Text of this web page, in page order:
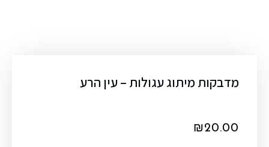
מדבקות מיתוג עגולות – עין הרע
₪20.00